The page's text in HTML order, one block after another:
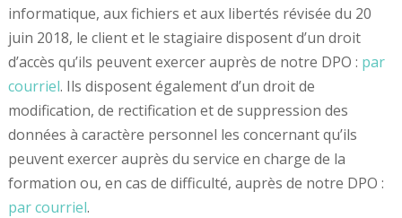
informatique, aux fichiers et aux libertés révisée du 20
juin 2018, le client et le stagiaire disposent d’un droit
d’accès qu’ils peuvent exercer auprès de notre DPO : par
courriel. Ils disposent également d’un droit de
modification, de rectification et de suppression des
données à caractère personnel les concernant qu’ils
peuvent exercer auprès du service en charge de la
formation ou, en cas de difficulté, auprès de notre DPO :
par courriel.